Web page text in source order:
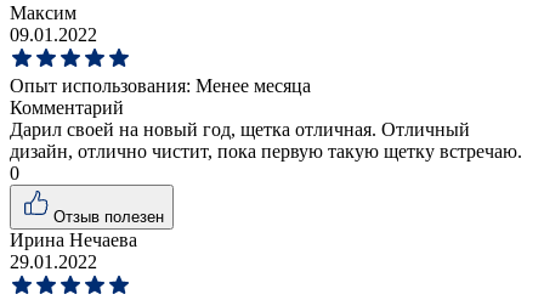
Максим
09.01.2022
Опыт использования: Менее месяца
Комментарий
Дарил своей на новый год, щетка отличная. Отличный
дизайн, отлично чистит, пока первую такую щетку встречаю.
0
Отзыв полезен
Ирина Нечаева
29.01.2022